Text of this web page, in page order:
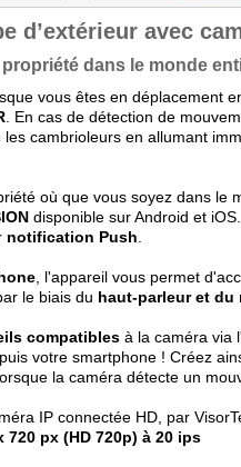
d’extérieur avec
dans le monde
vous êtes en déplacement
. En cas de détection de
les cambrioleurs en allumant
où que vous soyez dans le
disponible sur Android et
notification Push
, l'appareil vous permet
le biais du haut-parleur et
compatibles à la caméra via
votre smartphone ! Créez
la caméra détecte un
IP connectée HD, par
px (HD 720p) à 20 ips